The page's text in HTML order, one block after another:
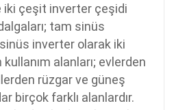
çeşit inverter çeşidi
tam sinüs
inverter olarak iki
alanları; evlerden
rüzgar ve güneş
birçok farklı alanlardır.